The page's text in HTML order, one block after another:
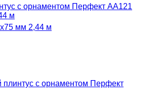
с орнаментом Перфект AA121
м